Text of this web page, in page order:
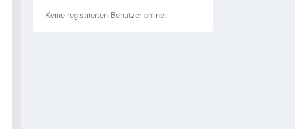
Keine registrierten Benutzer online.